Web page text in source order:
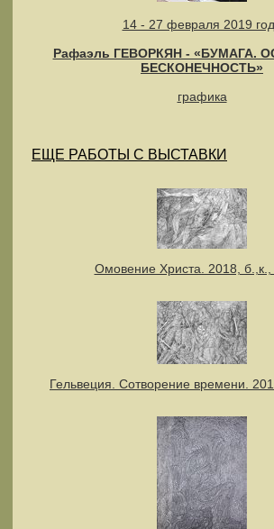
14 - 27 февраля 2019
Рафаэль ГЕВОРКЯН - «БУМАГА.
БЕСКОНЕЧНОСТЬ»
графика
ЕЩЕ РАБОТЫ С ВЫСТАВКИ
Омовение Христа. 2018, б.,к.,
Гельвеция. Сотворение времени.